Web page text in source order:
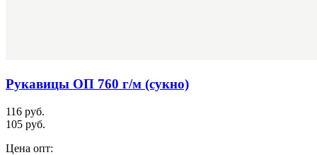
Рукавицы ОП 760 г/м (сукно)
116 руб.
105 руб.
Цена опт: